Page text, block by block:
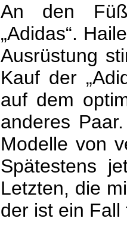
An den
„Adidas“.
Ausrüstung
Kauf der
auf dem
anderes
Modelle von
Spätestens
Letzten, die
der ist ein